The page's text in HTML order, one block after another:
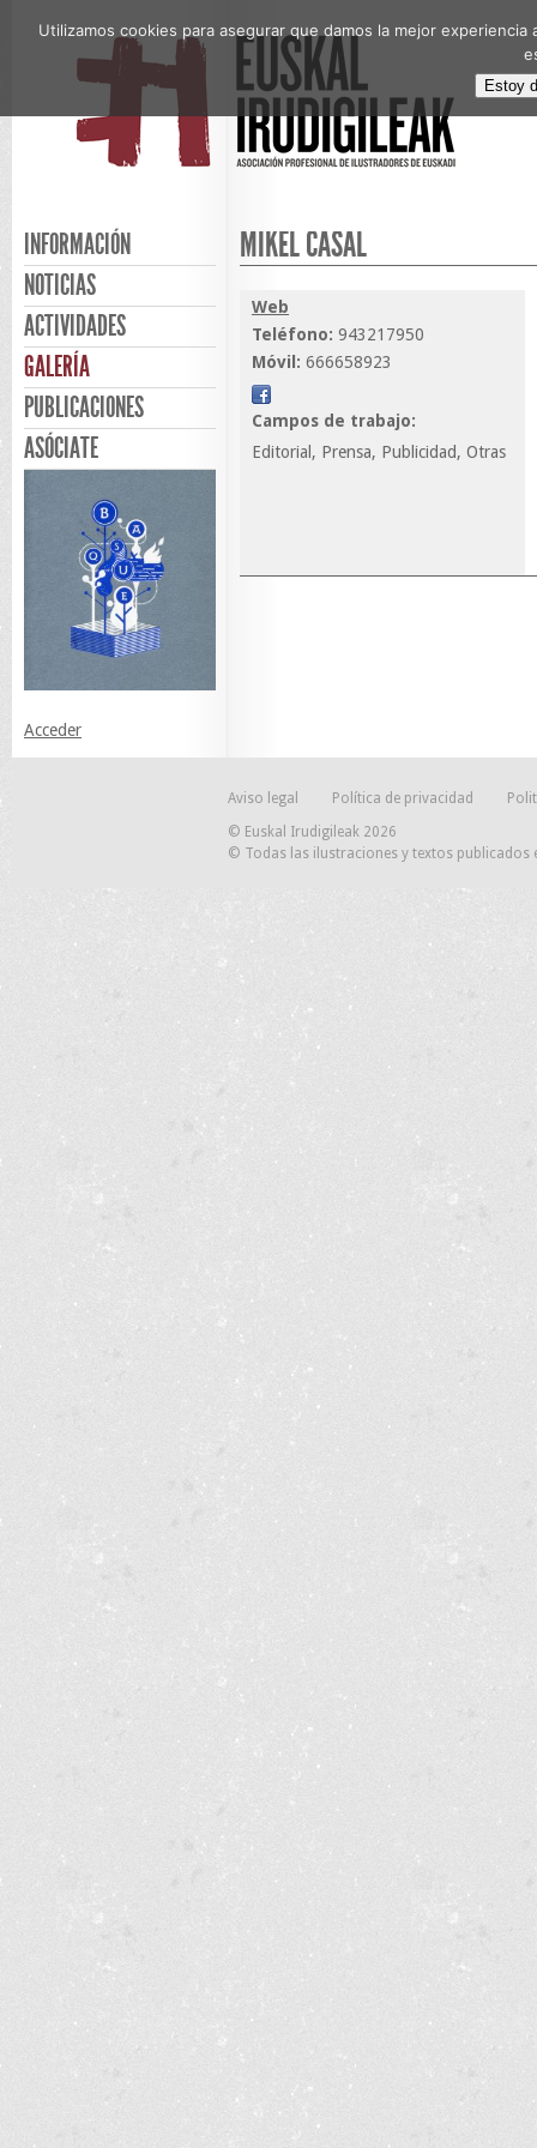
INFORMACIÓN
NOTICIAS
ACTIVIDADES
GALERÍA
PUBLICACIONES
ASÓCIATE
Acceder
MIKEL CASAL
Web
Teléfono: 943217950
Móvil: 666658923
Campos de trabajo:
Editorial, Prensa, Publicidad, Otras
Aviso legal Política de privacidad
© Euskal Irudigileak 2026
© Todas las ilustraciones y textos publicados
Utilizamos cookies para asegurar que damos la mejor
Estoy